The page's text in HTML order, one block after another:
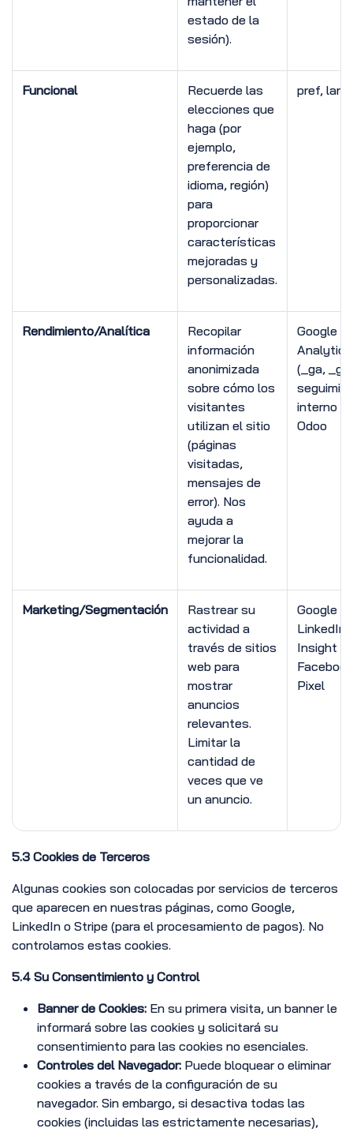
estado de la
sesión).
Funcional
Recuerde las
elecciones que
haga (por
ejemplo,
preferencia de
idioma, región)
para
proporcionar
características
mejoradas y
personalizadas.
pref, lang
Rendimiento/Analítica
Recopilar
información
anonimizada
sobre cómo los
visitantes
utilizan el sitio
(páginas
visitadas,
mensajes de
error). Nos
ayuda a
mejorar la
funcionalidad.
Google
Analytics
(_ga,
interno
Odoo
Marketing/Segmentación
Rastrear su
actividad a
través de sitios
web para
mostrar
anuncios
relevantes.
Limitar la
cantidad de
veces que ve
un anuncio.
Google
LinkedIn
Insight
Facebook
Pixel
5.3 Cookies de Terceros
Algunas cookies son colocadas por servicios de terceros
que aparecen en nuestras páginas, como Google,
LinkedIn o Stripe (para el procesamiento de pagos). No
controlamos estas cookies.
5.4 Su Consentimiento y Control
Banner de Cookies: En su primera visita, un banner le
informará sobre las cookies y solicitará su
consentimiento para las cookies no esenciales.
Controles del Navegador: Puede bloquear o eliminar
cookies a través de la configuración de su
navegador. Sin embargo, si desactiva todas las
cookies (incluidas las estrictamente necesarias),